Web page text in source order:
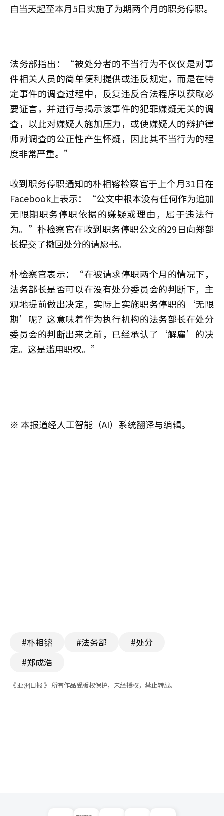
自当天起至本月5日实施了为期两个月的职务停职。
法务部指出：“被处分者的不当行为不仅仅是对事
件相关人员的简单便利提供或违反规定，而是在特
定事件的调查过程中，反复违反合法程序以获取必
要证言，并进行与揭示该事件的犯罪嫌疑无关的调
查，以此对嫌疑人施加压力，或使嫌疑人的辩护律
师对调查的公正性产生怀疑，因此其不当行为的程
度非常严重。”
收到职务停职通知的朴相镕检察官于上个月31日在
Facebook上表示：“公文中根本没有任何作为追加
无限期职务停职依据的嫌疑或理由，属于违法行
为。”朴检察官在收到职务停职公文的29日向郑部
长提交了撤回处分的请愿书。
朴检察官表示：“在被请求停职两个月的情况下，
法务部长是否可以在没有处分委员会的判断下，主
观地提前做出决定，实际上实施职务停职的‘无限
期’呢？这意味着作为执行机构的法务部长在处分
委员会的判断出来之前，已经承认了‘解雇’的决
定。这是滥用职权。”
※ 本报道经人工智能（AI）系统翻译与编辑。
#朴相镕 #法务部
#处分
#郑成浩
《 亚洲日报 》 所有作品受版权保护，未经授权，禁止转载。